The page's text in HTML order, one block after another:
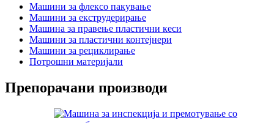
Машини за флексо пакување
Машини за екструдерирање
Машина за правење пластични кеси
Машини за пластични контејнери
Машини за рециклирање
Потрошни материјали
Препорачани производи